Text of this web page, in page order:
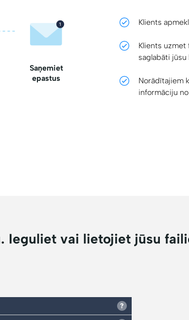
Saņemiet
epastus
Klients
Klients uzmet
saglabāti jūsu
Norādītajiem
informāciju
Ieguliet vai lietojiet jūsu